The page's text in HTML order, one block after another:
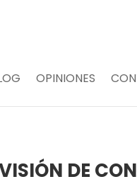
OPINIONES
DE